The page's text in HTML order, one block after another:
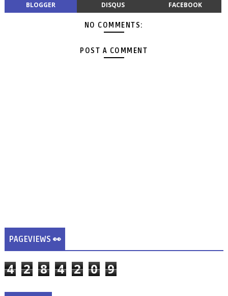
BLOGGER DISQUS FACEBOOK
NO COMMENTS:
POST A COMMENT
PAGEVIEWS 👀
4 2 8 4 2 0 9